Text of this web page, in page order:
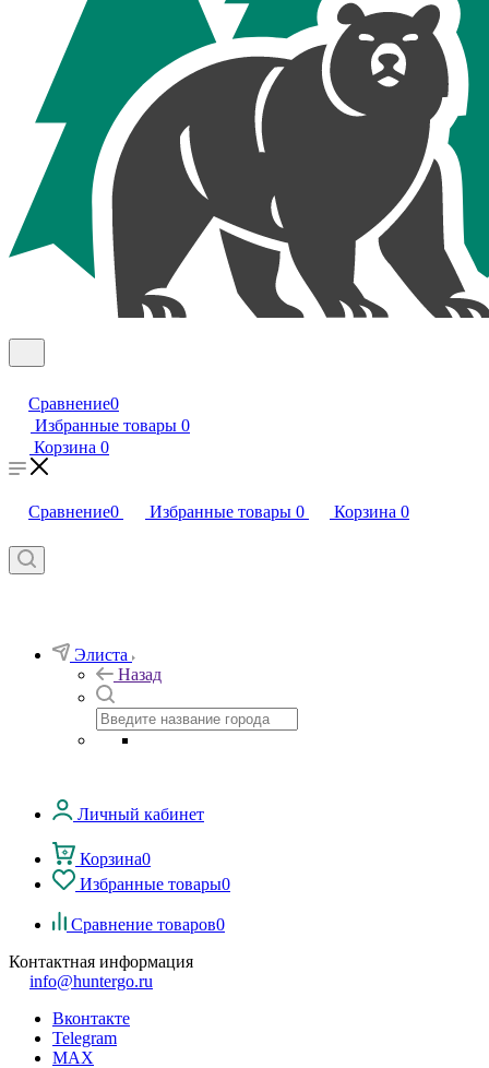
Сравнение0
Избранные товары 0
Корзина 0
Сравнение0 Избранные товары 0 Корзина 0
Элиста
Назад
Личный кабинет
Корзина0
Избранные товары0
Сравнение товаров0
Контактная информация
info@huntergo.ru
Вконтакте
Telegram
MAX